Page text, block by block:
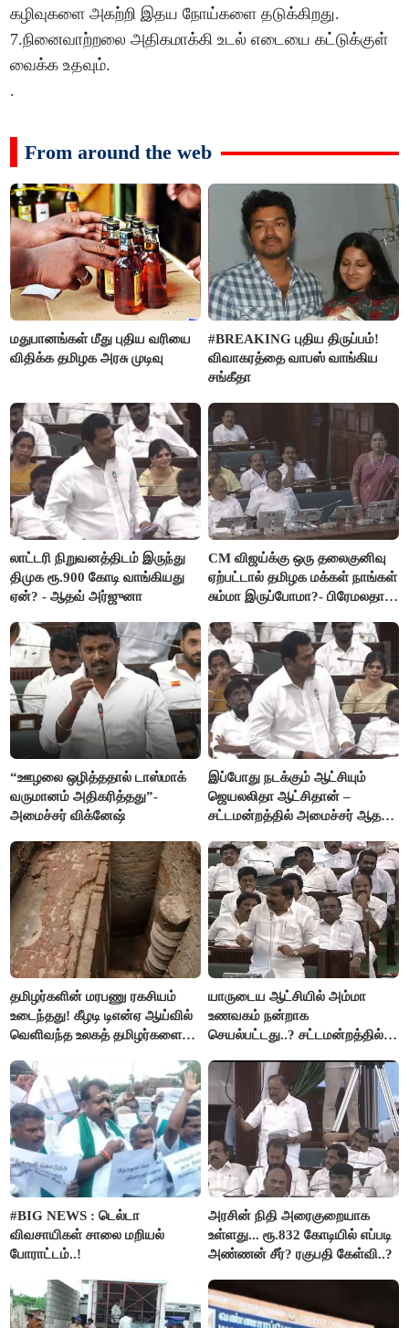
கழிவுகளை அகற்றி இதய நோய்களை தடுக்கிறது.
7.நினைவாற்றலை அதிகமாக்கி உடல் எடையை கட்டுக்குள்
வைக்க உதவும்.
.
From around the web
மதுபானங்கள் மீது புதிய வரியை
விதிக்க தமிழக அரசு முடிவு
#BREAKING புதிய திருப்பம்!
விவாகரத்தை வாபஸ் வாங்கிய
சங்கீதா
லாட்டரி நிறுவனத்திடம் இருந்து
திமுக ரூ.900 கோடி வாங்கியது
ஏன்? - ஆதவ் அர்ஜுனா
CM விஜய்க்கு ஒரு தலைகுனிவு
ஏற்பட்டால் தமிழக மக்கள் நாங்கள்
சும்மா இருப்போமா?- பிரேமலதா
“ஊழலை ஒழித்ததால் டாஸ்மாக்
வருமானம் அதிகரித்தது”-
அமைச்சர் விக்னேஷ்
இப்போது நடக்கும் ஆட்சியும்
ஜெயலலிதா ஆட்சிதான் –
சட்டமன்றத்தில் அமைச்சர் ஆதவ்
தமிழர்களின் மரபணு ரகசியம்
உடைந்தது! கீழடி டிஎன்ஏ ஆய்வில்
வெளிவந்த உலகத் தமிழர்களை
யாருடைய ஆட்சியில் அம்மா
உணவகம் நன்றாக
செயல்பட்டது..? சட்டமன்றத்தில்
#BIG NEWS : டெல்டா
விவசாயிகள் சாலை மறியல்
போராட்டம்..!
அரசின் நிதி அரைகுறையாக
உள்ளது... ரூ.832 கோடியில் எப்படி
அண்ணன் சீர்? ரகுபதி கேள்வி..?